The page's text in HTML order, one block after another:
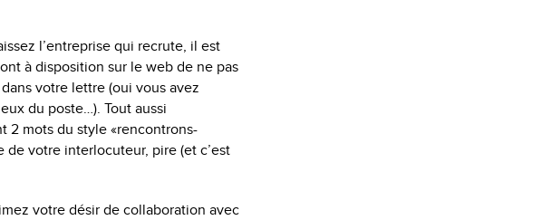
l’entreprise qui recrute, il est
à disposition sur le web de ne pas
votre lettre (oui vous avez
du poste…). Tout aussi
2 mots du style «rencontrons-
de votre interlocuteur, pire (et c’est
votre désir de collaboration avec